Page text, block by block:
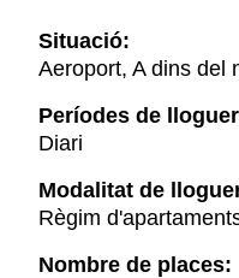
Situació:
Aeroport, A dins del
Períodes de
Diari
Modalitat de
Règim
Nombre de places: